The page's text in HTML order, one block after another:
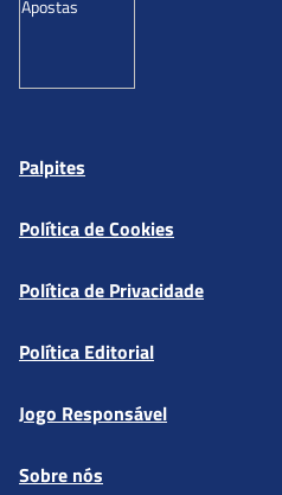
Palpites
Política de Cookies
Política de Privacidade
Política Editorial
Jogo Responsável
Sobre nós